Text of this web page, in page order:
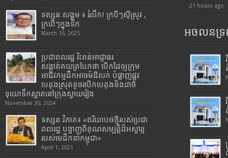
ទស្សនៈសង្គម ៖ រំលឹក! ក្របីៗស៊ីស្រូវ ,
ក្រពើៗក្នុងទឹក
March 16, 2025
ប្រជាពលរដ្ឋ រិះគន់អាជ្ញាធរ
សង្កាត់គយត្របែកថា បើកដៃឲ្យក្រុម
អាជីវកម្មដឹកអាចម៍ដីលក់ បំផ្លាញផ្លូវ
បេតុងស្រុតខូចរបើកបេតុងនិងដាច់
ទុយោទឹកស្អាតនៅក្រុងស្វាយរៀង
November 30, 2024
ទស្សនៈវិភាគ៖ «ឥរិយាបថថ្មីរបស់ប្រជា
ពលរដ្ឋ បង្ហាញពីគុណសម្បត្តិដ៏អស្ចារ្យ
របស់មេដឹកនាំកម្ពុជា»
April 1, 2021
21 hours ago
អចលនទ្រ